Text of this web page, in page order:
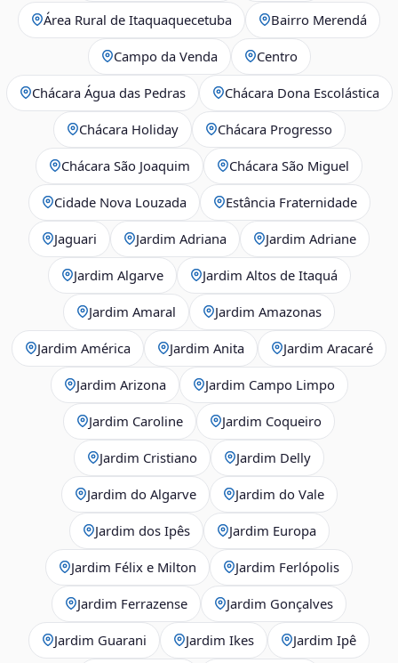
Área Rural de Itaquaquecetuba Bairro Merendá
Campo da Venda Centro
Chácara Água das Pedras Chácara Dona Escolástica
Chácara Holiday Chácara Progresso
Chácara São Joaquim Chácara São Miguel
Cidade Nova Louzada Estância Fraternidade
Jaguari Jardim Adriana Jardim Adriane
Jardim Algarve Jardim Altos de Itaquá
Jardim Amaral Jardim Amazonas
Jardim América Jardim Anita Jardim Aracaré
Jardim Arizona Jardim Campo Limpo
Jardim Caroline Jardim Coqueiro
Jardim Cristiano Jardim Delly
Jardim do Algarve Jardim do Vale
Jardim dos Ipês Jardim Europa
Jardim Félix e Milton Jardim Ferlópolis
Jardim Ferrazense Jardim Gonçalves
Jardim Guarani Jardim Ikes Jardim Ipê